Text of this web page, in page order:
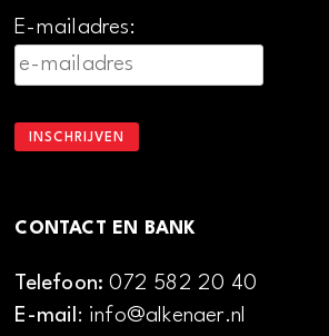
E-mailadres:
CONTACT EN BANK
Telefoon:072 582 20 40
E-mail: info@alkenaer.nl